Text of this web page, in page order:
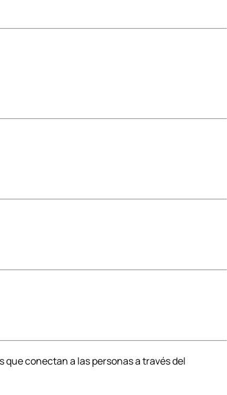
conectan a las personas a través del